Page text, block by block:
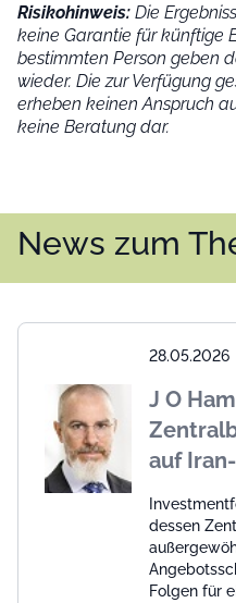
Risikohinweis: Die
keine Garantie für künftige
bestimmten Person geben
wieder. Die zur Verfügung
erheben keinen Anspruch
keine Beratung dar.
News zum
28.05.2026
J O
auf
dessen
Folgen für